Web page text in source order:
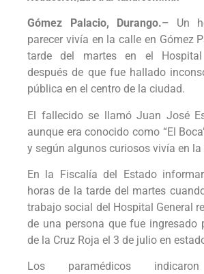
Gómez Palacio, Durango.– Un
parecer vivía en la calle en Gómez
tarde del martes en el Hospital
después de que fue hallado
pública en el centro de la ciudad.
El fallecido se llamó Juan José
aunque era conocido como “El
y según algunos curiosos vivía en la
En la Fiscalía del Estado
horas de la tarde del martes
trabajo social del Hospital General
de una persona que fue ingresado
de la Cruz Roja el 3 de julio en
Los paramédicos